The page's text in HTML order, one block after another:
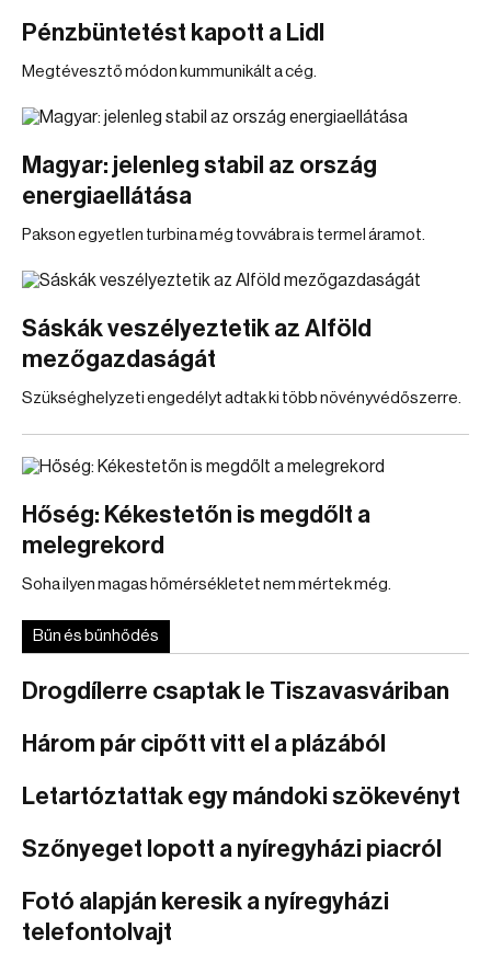
Pénzbüntetést kapott a Lidl
Megtévesztő módon kummunikált a cég.
Magyar: jelenleg stabil az ország
energiaellátása
Pakson egyetlen turbina még tovvábra is termel áramot.
Sáskák veszélyeztetik az Alföld
mezőgazdaságát
Szükséghelyzeti engedélyt adtak ki több növényvédőszerre.
Hőség: Kékestetőn is megdőlt a
melegrekord
Soha ilyen magas hőmérsékletet nem mértek még.
Bűn és bűnhődés
Drogdílerre csaptak le Tiszavasváriban
Három pár cipőtt vitt el a plázából
Letartóztattak egy mándoki szökevényt
Szőnyeget lopott a nyíregyházi piacról
Fotó alapján keresik a nyíregyházi
telefontolvajt